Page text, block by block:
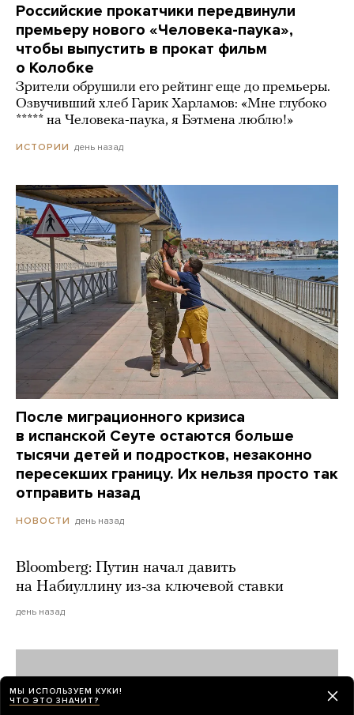
Российские прокатчики передвинули
премьеру нового «Человека-паука»,
чтобы выпустить в прокат фильм
о Колобке
Зрители обрушили его рейтинг еще до премьеры.
Озвучивший хлеб Гарик Харламов: «Мне глубоко
***** на Человека-паука, я Бэтмена люблю!»
ИСТОРИИ день назад
После миграционного кризиса
в испанской Сеуте остаются больше
тысячи детей и подростков, незаконно
пересекших границу. Их нельзя просто так
отправить назад
НОВОСТИ день назад
Bloomberg: Путин начал давить
на Набиуллину из-за ключевой ставки
день назад
МЫ ИСПОЛЬЗУЕМ КУКИ!
ЧТО ЭТО ЗНАЧИТ?